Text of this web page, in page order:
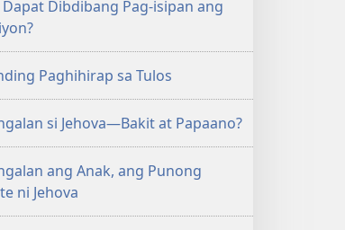
PARA
PAG-
AARAL
Pebrero 1,
1991
Dibdibang Pag-isipan ang
Paghihirap sa Tulos
si Jehova—Bakit at Papaano?
ang Anak, ang Punong
ni Jehova